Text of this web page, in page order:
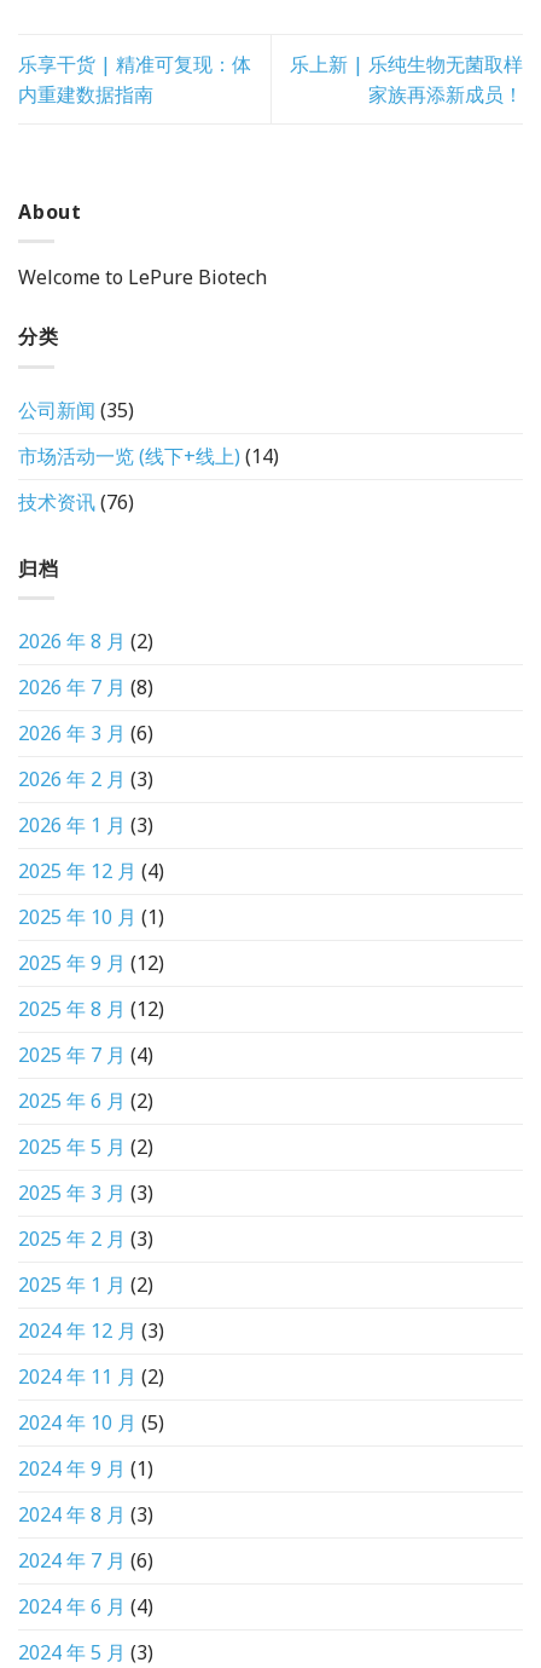
乐享干货 | 精准可复现：体
内重建数据指南
乐上新 | 乐纯生物无菌取样
家族再添新成员！
About
Welcome to LePure Biotech
分类
公司新闻 (35)
市场活动一览 (线下+线上) (14)
技术资讯(76)
归档
2026 年 8 月 (2)
2026 年 7 月 (8)
2026 年 3 月 (6)
2026 年 2 月 (3)
2026 年 1 月 (3)
2025 年 12 月 (4)
2025 年 10 月 (1)
2025 年 9 月 (12)
2025 年 8 月 (12)
2025 年 7 月 (4)
2025 年 6 月 (2)
2025 年 5 月 (2)
2025 年 3 月 (3)
2025 年 2 月 (3)
2025 年 1 月 (2)
2024 年 12 月 (3)
2024 年 11 月 (2)
2024 年 10 月 (5)
2024 年 9 月 (1)
2024 年 8 月 (3)
2024 年 7 月 (6)
2024 年 6 月 (4)
2024 年 5 月 (3)